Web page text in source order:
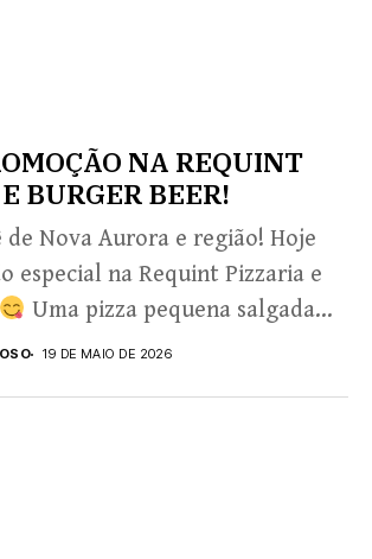
NA REQUINT
BURGER BEER!
de Nova Aurora e região! Hoje
especial na Requint Pizzaria e
Uma pizza pequena salgada
19 DE MAIO DE 2026